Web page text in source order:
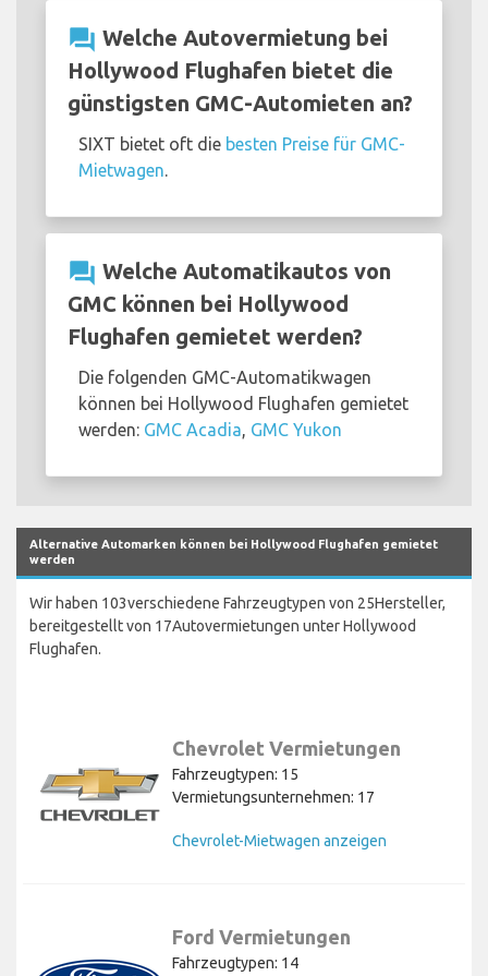
question_answer Welche Autovermietung bei
Hollywood Flughafen bietet die
günstigsten GMC-Automieten an?
SIXT bietet oft die besten Preise für GMC-
Mietwagen.
question_answer Welche Automatikautos von
GMC können bei Hollywood
Flughafen gemietet werden?
Die folgenden GMC-Automatikwagen
können bei Hollywood Flughafen gemietet
werden: GMC Acadia, GMC Yukon
Alternative Automarken können bei Hollywood Flughafen gemietet
werden
Wir haben 103verschiedene Fahrzeugtypen von 25Hersteller,
bereitgestellt von 17Autovermietungen unter Hollywood
Flughafen.
Chevrolet Vermietungen
Fahrzeugtypen: 15
Vermietungsunternehmen: 17
Chevrolet-Mietwagen anzeigen
Ford Vermietungen
Fahrzeugtypen: 14